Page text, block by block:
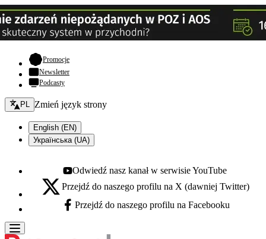
Promocje- otwiera się w nowej karcie
Newsletter
Podcasty
Zmień język - bieżący:
PL Zmień język strony
English (EN)
Українська (UA)
Youtube - otwiera się w nowej karcie
Odwiedź nasz kanał w serwisie YouTube
X - otwiera się w nowej karcie
Przejdź do naszego profilu na X (dawniej Twitter)
Facebook - otwiera się w nowej karcie
Przejdź do naszego profilu na Facebooku